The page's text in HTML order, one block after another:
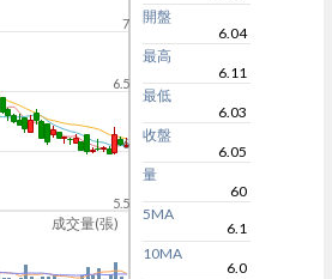
成交量(張)
5.5
6
6.5
7
開盤
6.04
最高
6.11
最低
6.03
收盤
6.05
量
60
5MA
6.1
10MA
6.0